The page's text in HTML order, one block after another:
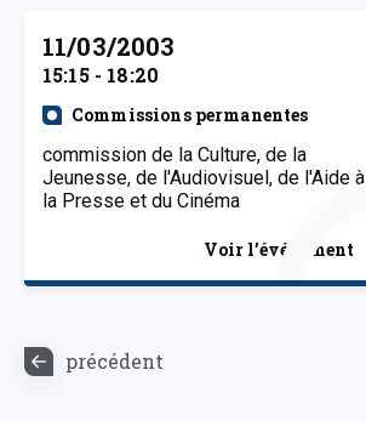
11/03/2003
15:15 - 18:20
Commissions permanentes
commission de la Culture, de la
Jeunesse, de l'Audiovisuel, de l'Aide à
la Presse et du Cinéma
Voir l’événement
précédent